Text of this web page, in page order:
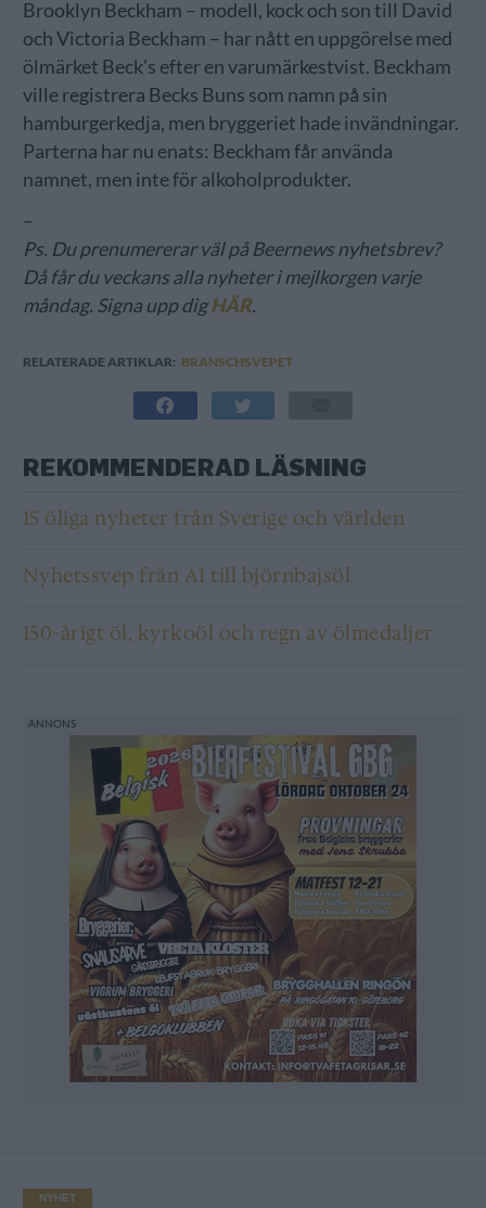
Brooklyn Beckham – modell, kock och son till David
och Victoria Beckham – har nått en uppgörelse med
ölmärket Beck’s efter en varumärkestvist. Beckham
ville registrera Becks Buns som namn på sin
hamburgerkedja, men bryggeriet hade invändningar.
Parterna har nu enats: Beckham får använda
namnet, men inte för alkoholprodukter.
–
Ps. Du prenumererar väl på Beernews nyhetsbrev?
Då får du veckans alla nyheter i mejlkorgen varje
måndag. Signa upp digHÄR.
RELATERADE ARTIKLAR: BRANSCHSVEPET
REKOMMENDERAD LÄSNING
15 öliga nyheter från Sverige och världen
Nyhetssvep från AI till björnbajsöl
150-årigt öl, kyrkoöl och regn av ölmedaljer
NYHET